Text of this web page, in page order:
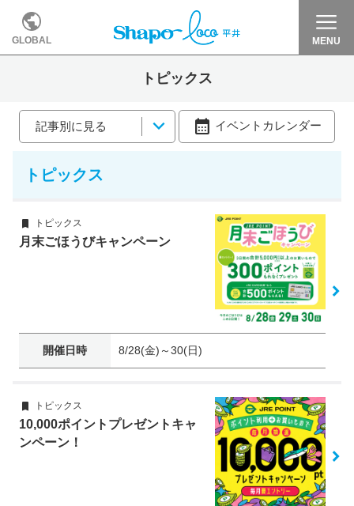
GLOBAL MENU
トピックス
記事別に見る イベントカレンダー
トピックス
トピックス
月末ごほうびキャンペーン
開催日時 8/28(金)～30(日)
トピックス
10,000ポイントプレゼントキャ
ンペーン！